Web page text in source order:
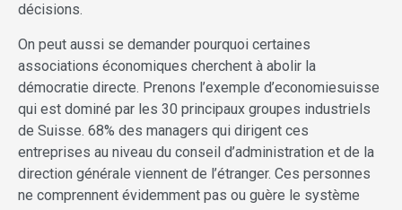
décisions.
On peut aussi se demander pourquoi certaines
associations économiques cherchent à abolir la
démocratie directe. Prenons l’exemple d’economiesuisse
qui est dominé par les 30 principaux groupes industriels
de Suisse. 68% des managers qui dirigent ces
entreprises au niveau du conseil d’administration et de la
direction générale viennent de l’étranger. Ces personnes
ne comprennent évidemment pas ou guère le système